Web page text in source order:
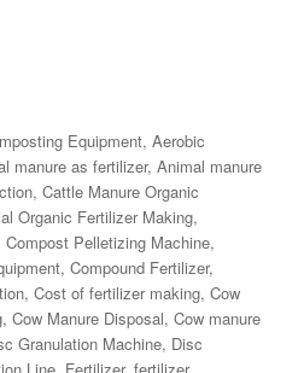
Equipment,Aerobic
manure as fertilizer,Animal manure
,Cattle Manure Organic
Organic Fertilizer Making,
Compost Pelletizing Machine,
,Compound Fertilizer,
,Cost of fertilizer making,Cow
,Cow Manure Disposal,Cow manure
Granulation Machine, Disc
Line, Fertilizer,fertilizer